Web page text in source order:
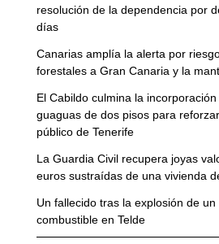
resolución de la dependencia por
días
Canarias amplía la alerta por
forestales a Gran Canaria y la
El Cabildo culmina la
guaguas de dos pisos para
público de Tenerife
La Guardia Civil recupera joyas
euros sustraídas de una vivienda
Un fallecido tras la explosión de
combustible en Telde